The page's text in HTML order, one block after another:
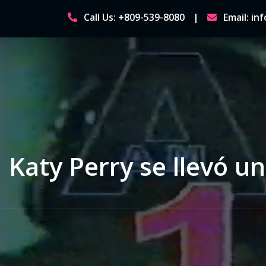
content
Call Us: +809-539-8080 Email:
Katy Perry se llevó